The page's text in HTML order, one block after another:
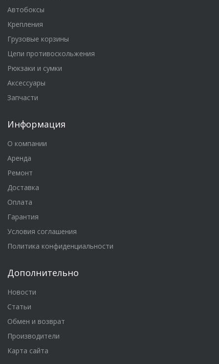
Автобоксы
Крепления
Грузовые корзины
Цепи противоскольжения
Рюкзаки и сумки
Аксессуары
Запчасти
Информация
О компании
Аренда
Ремонт
Доставка
Оплата
Гарантия
Условия соглашения
Политика конфиденциальности
Дополнительно
Новости
Статьи
Обмен и возврат
Производители
Карта сайта